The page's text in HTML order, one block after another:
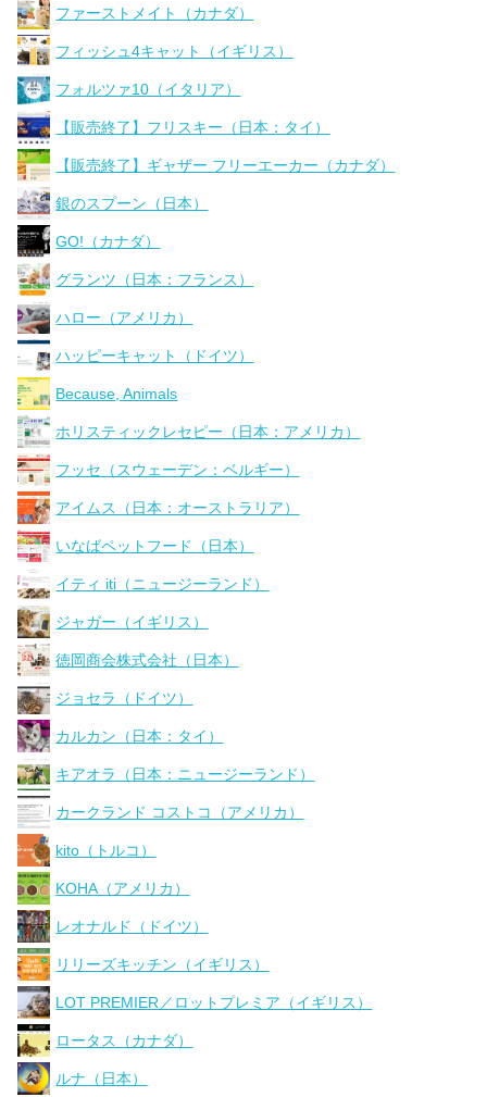
ファーストメイト（カナダ）
フィッシュ4キャット（イギリス）
フォルツァ10（イタリア）
【販売終了】フリスキー（日本：タイ）
【販売終了】ギャザー フリーエーカー（カナダ）
銀のスプーン（日本）
GO!（カナダ）
グランツ（日本：フランス）
ハロー（アメリカ）
ハッピーキャット（ドイツ）
Because, Animals
ホリスティックレセピー（日本：アメリカ）
フッセ（スウェーデン：ベルギー）
アイムス（日本：オーストラリア）
いなばペットフード（日本）
イティ iti（ニュージーランド）
ジャガー（イギリス）
徳岡商会株式会社（日本）
ジョセラ（ドイツ）
カルカン（日本：タイ）
キアオラ（日本：ニュージーランド）
カークランド コストコ（アメリカ）
kito（トルコ）
KOHA（アメリカ）
レオナルド（ドイツ）
リリーズキッチン（イギリス）
LOT PREMIER／ロットプレミア（イギリス）
ロータス（カナダ）
ルナ（日本）